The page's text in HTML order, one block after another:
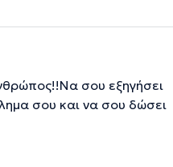
σου εξηγήσει
σου και να σου δώσει